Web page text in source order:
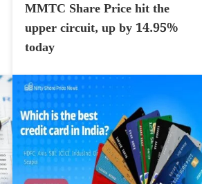
MMTC Share Price hit the
upper circuit, up by 14.95%
today